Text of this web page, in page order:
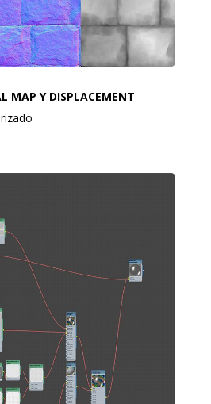
MAP Y DISPLACEMENT